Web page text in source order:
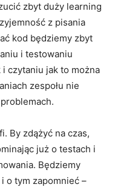
zbyt duży learning
z pisania
kod będziemy zbyt
i testowaniu
czytaniu jak to można
zespołu nie
By zdążyć na czas,
już o testach i
Będziemy
o tym zapomnieć –